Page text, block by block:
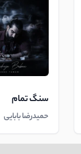
سنگ تمام
حمیدرضا بابایی